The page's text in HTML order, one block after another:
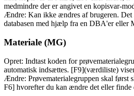
medmindre der er angivet en kopisvar-
Ændre: Kan ikke ændres af brugeren. Det
databasen med hjælp fra en DBA'er eller
Materiale (MG)
Opret: Indtast koden for
automatisk indsættes. [F9](værdiliste)
Ændre: Prøvematerialegruppen skal først
F6] hvorefter du kan ændre det eller